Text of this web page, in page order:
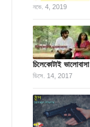
নভে. 4, 2019
চিলেকোটাই ভালোবাসা
ডিসে. 14, 2017